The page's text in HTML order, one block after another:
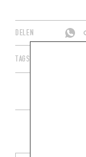
DELEN
TAGS
MEER